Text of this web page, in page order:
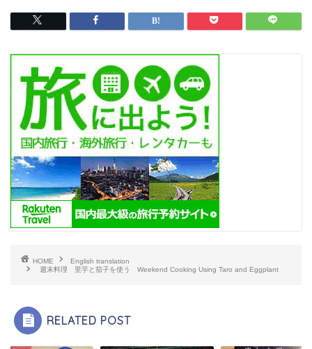
HOME
English translation
週末料理 里芋と茄子を使う Weekend Cooking Using Taro and Eggplant
RELATED POST